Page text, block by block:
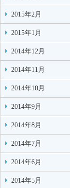
2015年2月
2015年1月
2014年12月
2014年11月
2014年10月
2014年9月
2014年8月
2014年7月
2014年6月
2014年5月